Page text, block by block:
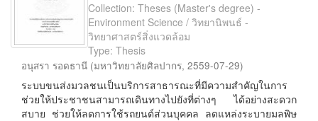
Collection: Theses (Master's degree) -
Environment Science / วิทยานิพนธ์ -
วิทยาศาสตร์สิ่งแวดล้อม
Type: Thesis
อนุสรา รอดธานี (มหาวิทยาลัยศิลปากร, 2559-07-29)
ระบบขนส่งมวลชนเป็นบริการสาธารณะที่มีความสำคัญในการ
ช่วยให้ประชาชนสามารถเดินทางไปยังที่ต่างๆ ได้อย่างสะดวก
สบาย ช่วยให้ลดการใช้รถยนต์ส่วนบุคคล ลดแหล่งระบายมลพิษ